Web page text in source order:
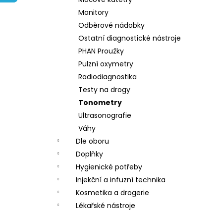
Monitory
Odběrové nádobky
Ostatní diagnostické nástroje
PHAN Proužky
Pulzní oxymetry
Radiodiagnostika
Testy na drogy
Tonometry
Ultrasonografie
Váhy
Dle oboru
Doplňky
Hygienické potřeby
Injekční a infuzní technika
Kosmetika a drogerie
Lékařské nástroje